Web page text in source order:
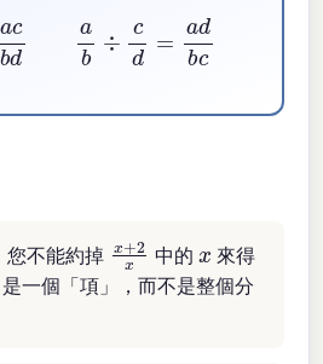
ac ÷ a
您不能約掉
x+2
中的
來得
是一個「項」，而不是整個分